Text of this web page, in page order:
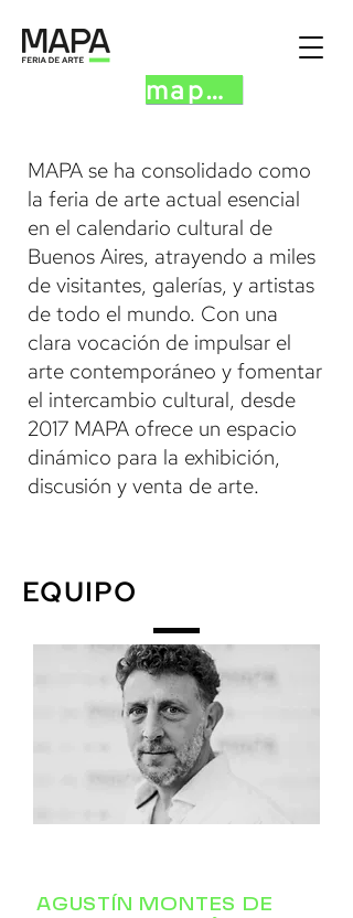
mapa.art
MAPA se ha consolidado como
la feria de arte actual esencial
en el calendario cultural de
Buenos Aires, atrayendo a miles
de visitantes, galerías, y artistas
de todo el mundo. Con una
clara vocación de impulsar el
arte contemporáneo y fomentar
el intercambio cultural, desde
2017 MAPA ofrece un espacio
dinámico para la exhibición,
discusión y venta de arte.
EQUIPO
AGUSTÍN MONTES DE